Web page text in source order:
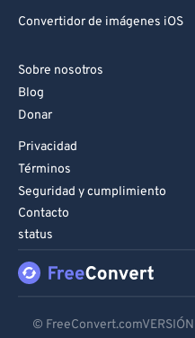
Convertidor de imágenes iOS
Sobre nosotros
Blog
Donar
Privacidad
Términos
Seguridad y cumplimiento
Contacto
status
©